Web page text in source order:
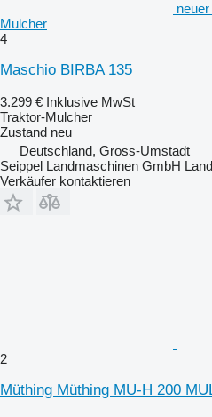
Mulcher
4
Maschio BIRBA 135
3.299 € Inklusive MwSt
Traktor-Mulcher
Zustand neu
Deutschland, Gross-Umstadt
Seippel Landmaschinen GmbH
Verkäufer kontaktieren
2
Müthing Müthing MU-H 200